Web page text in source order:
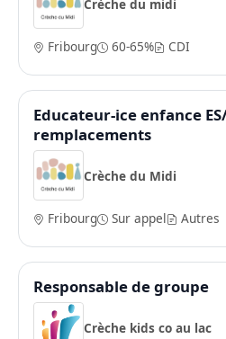
Crèche du midi
Fribourg 60-65% CDI
Educateur-ice enfance
remplacements
Crèche du Midi
Fribourg Sur appel Autres
Responsable de groupe
Crèche kids co au lac